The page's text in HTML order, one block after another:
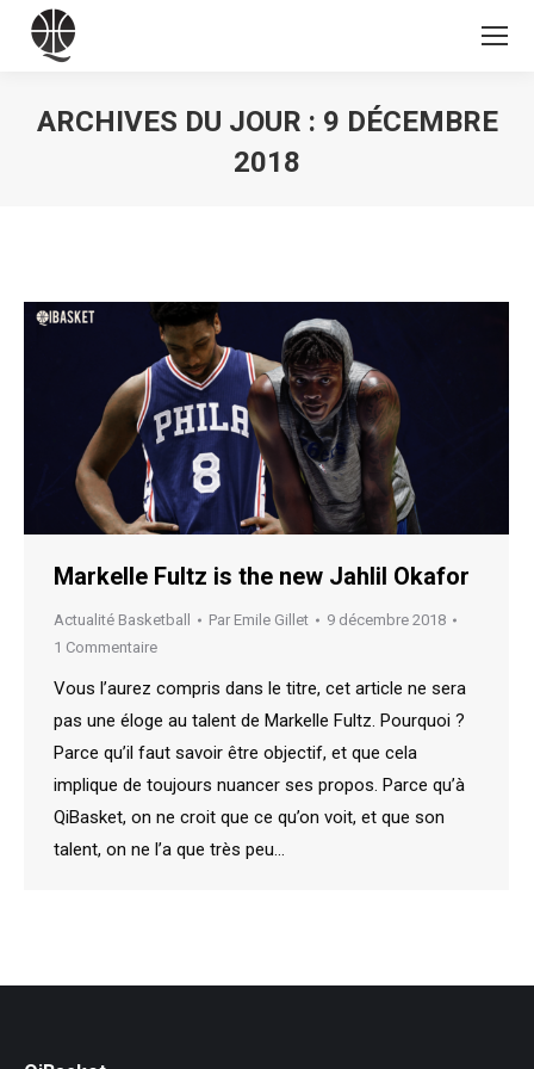
ARCHIVES DU JOUR : 9 DÉCEMBRE
2018
Markelle Fultz is the new Jahlil Okafor
Actualité Basketball Par Emile Gillet
9 décembre 2018
1 Commentaire
Vous l’aurez compris dans le titre, cet article ne sera
pas une éloge au talent de Markelle Fultz. Pourquoi ?
Parce qu’il faut savoir être objectif, et que cela
implique de toujours nuancer ses propos. Parce qu’à
QiBasket, on ne croit que ce qu’on voit, et que son
talent, on ne l’a que très peu…